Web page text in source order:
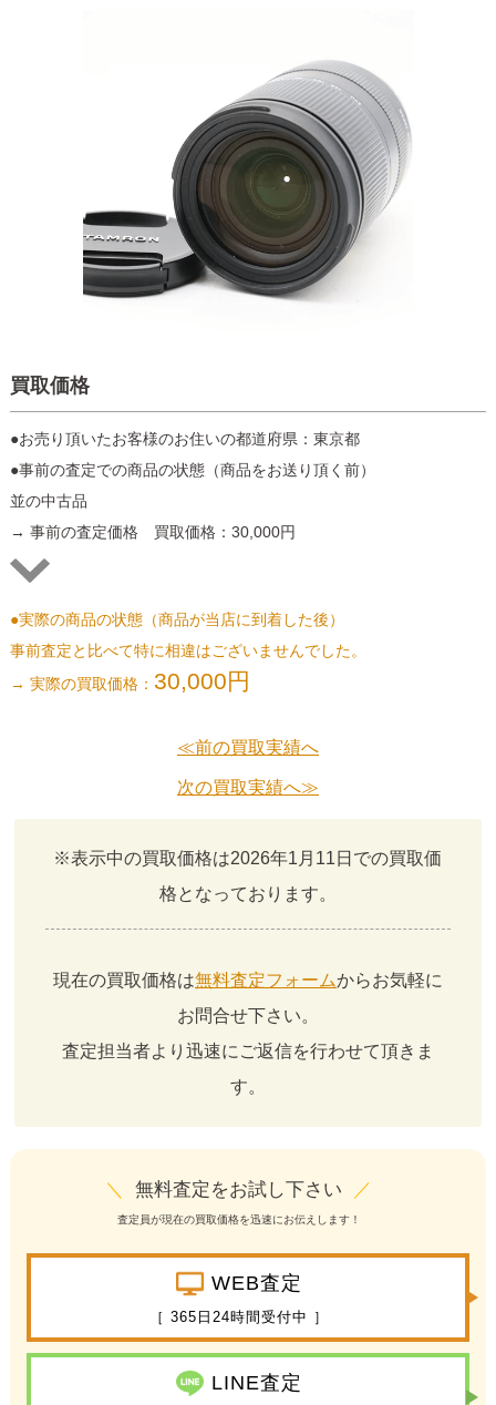
買取価格
●お売り頂いたお客様のお住いの都道府県：東京都
●事前の査定での商品の状態（商品をお送り頂く前）
並の中古品
→ 事前の査定価格 買取価格：30,000円
●実際の商品の状態（商品が当店に到着した後）
事前査定と比べて特に相違はございませんでした。
→ 実際の買取価格： 30,000円
≪前の買取実績へ
次の買取実績へ≫
※表示中の買取価格は2026年1月11日での買取価
格となっております。
現在の買取価格は無料査定フォームからお気軽に
お問合せ下さい。
査定担当者より迅速にご返信を行わせて頂きま
す。
＼ 無料査定をお試し下さい ／
査定員が現在の買取価格を迅速にお伝えします！
WEB査定
［ 365日24時間受付中 ］
LINE査定